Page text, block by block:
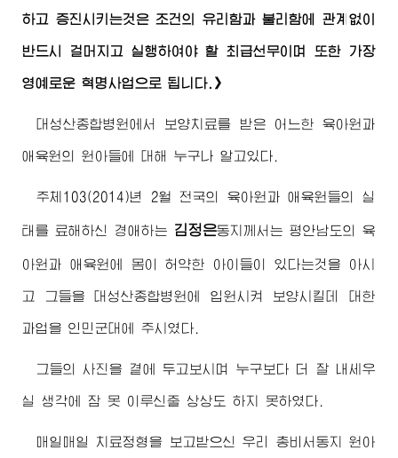
하고 증진시키는것은 조건의 유리함과 불리함에 관계없이
반드시 걸머지고 실행하여야 할 최급선무이며 또한 가장
영예로운 혁명사업으로 됩니다.》
대성산종합병원에서 보양치료를 받은 어느한 육아원과
애육원의 원아들에 대해 누구나 알고있다.
주체103(2014)년 2월 전국의 육아원과 애육원들의 실
태를 료해하신 경애하는 김정은동지 께서는 평안남도의 육
아원과 애육원에 몸이 허약한 아이들이 있다는것을 아시
고 그들을 대성산종합병원에 입원시켜 보양시킬데 대한
과업을 인민군대에 주시였다.
그들의 사진을 곁에 두고보시며 누구보다 더 잘 내세우
실 생각에 잠 못 이루신줄 상상도 하지 못하였다.
매일매일 치료정형을 보고받으신 우리 총비서동지 원아